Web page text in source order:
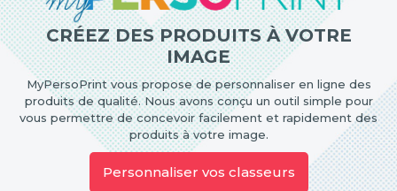
CRÉEZ DES PRODUITS À VOTRE
IMAGE
MyPersoPrint vous propose de personnaliser en ligne des
produits de qualité. Nous avons conçu un outil simple pour
vous permettre de concevoir facilement et rapidement des
produits à votre image.
Personnaliser vos classeurs